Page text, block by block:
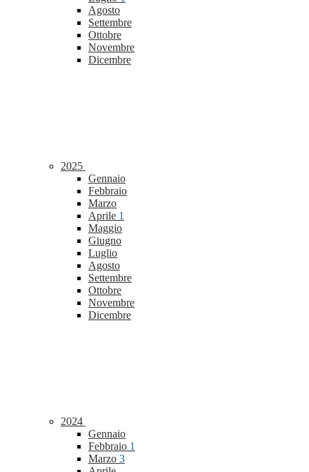
Agosto
Settembre
Ottobre
Novembre
Dicembre
2025
Gennaio
Febbraio
Marzo
Aprile 1
Maggio
Giugno
Luglio
Agosto
Settembre
Ottobre
Novembre
Dicembre
2024
Gennaio
Febbraio 1
Marzo 3